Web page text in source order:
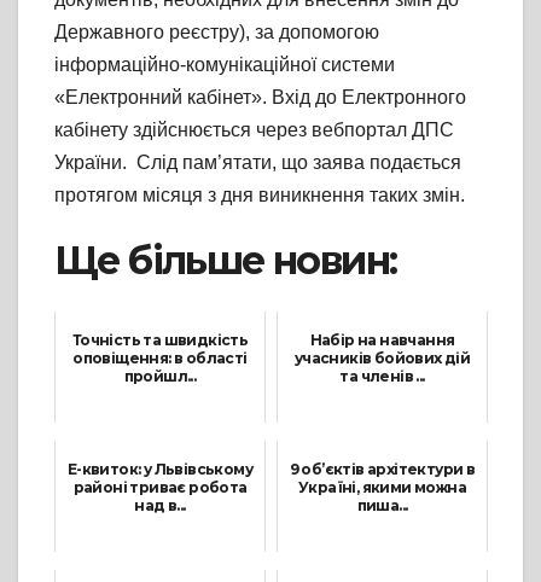
Державного реєстру), за допомогою
інформаційно-комунікаційної системи
«Електронний кабінет». Вхід до Електронного
кабінету здійснюється через вебпортал ДПС
України. Слід пам’ятати, що заява подається
протягом місяця з дня виникнення таких змін.
Ще більше новин:
Точність та швидкість
оповіщення: в області
пройшл...
Набір на навчання
учасників бойових дій
та членів ...
Е-квиток: у Львівському
районі триває робота
над в...
9 об’єктів архітектури в
Україні, якими можна
пиша...